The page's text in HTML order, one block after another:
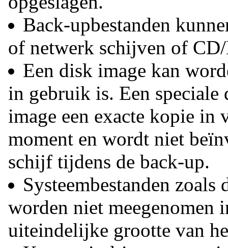
Back-upbestanden
of netwerk schijven of
Een disk image kan
in gebruik is. Een speciale
image een exacte kopie
moment en wordt niet
schijf tijdens de back-up.
Systeembestanden
worden niet meegenomen
uiteindelijke grootte van